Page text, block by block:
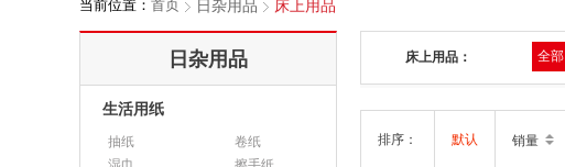
当前位置： 首页 日杂用品 床上用品
日杂用品
生活用纸
抽纸
卷纸
床上用品： 全部
排序： 默认 销量